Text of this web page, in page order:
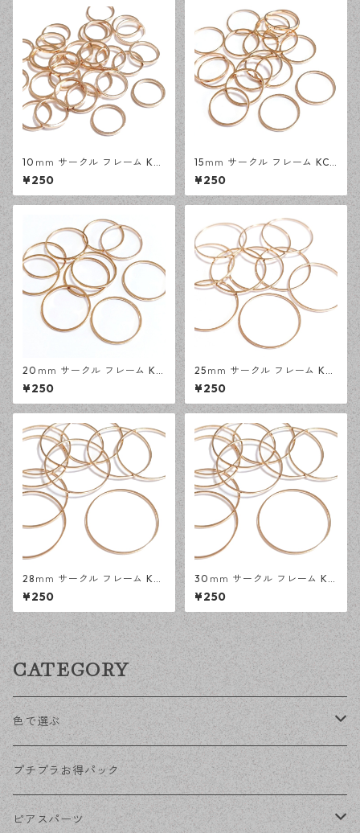
10ｍｍ サークル フレーム KC
ゴールド 30ピース 円形 レジ
ン 空枠 デザインパーツ 【en
工房】
¥250
15ｍｍ サークル フレーム KC
ゴールド 30ピース 円形 レジ
ン 空枠 デザインパーツ 【en
工房】
¥250
20ｍｍ サークル フレーム KC
ゴールド 20ピース 円形 レジ
ン 空枠 デザインパーツ 【en
工房】
¥250
25ｍｍ サークル フレーム KC
ゴールド 20ピース 円形 レジ
ン 空枠 デザインパーツ 【en
工房】
¥250
28ｍｍ サークル フレーム KC
ゴールド 18ピース 円形 レジン
空枠 デザインパーツ 【en工
房】
¥250
30ｍｍ サークル フレーム KC
ゴールド 14ピース 円形 レジ
ン 空枠 デザインパーツ 【en
工房】
¥250
CATEGORY
色で選ぶ
KCゴールド
ゴールド
プチプラお得パック
ピアスパーツ